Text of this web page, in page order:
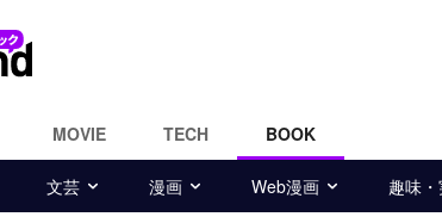
MOVIE TECH BOOK
文芸 漫画 Web漫画 趣味